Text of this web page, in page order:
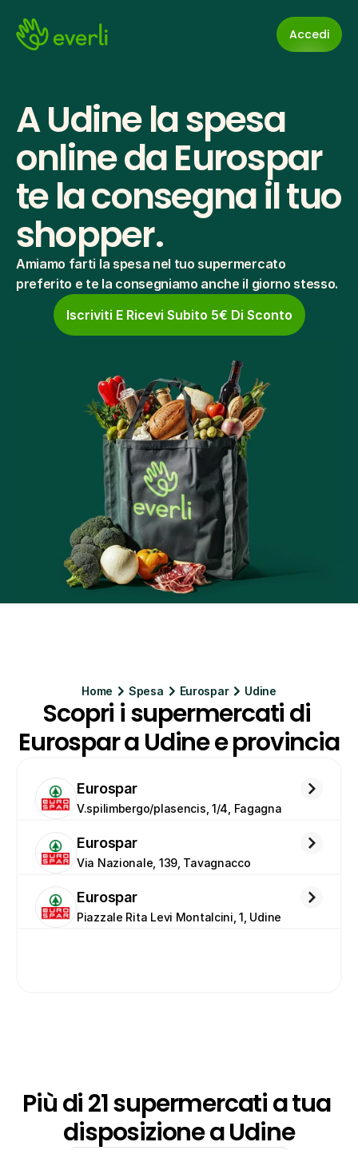
Accedi
A Udine la spesa
online da Eurospar
te la consegna il tuo
shopper.
Amiamo farti la spesa nel tuo supermercato
preferito e te la consegniamo anche il giorno stesso.
Iscriviti E Ricevi Subito 5€ Di Sconto
Home Spesa Eurospar Udine
Scopri i supermercati di
Eurospar a Udine e provincia
Eurospar
V.spilimbergo/plasencis, 1/4, Fagagna
Eurospar
Via Nazionale, 139, Tavagnacco
Eurospar
Piazzale Rita Levi Montalcini, 1, Udine
Più di 21 supermercati a tua
disposizione a Udine